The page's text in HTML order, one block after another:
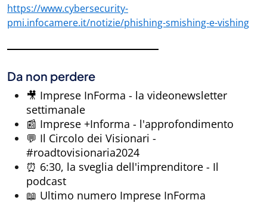
https://www.cybersecurity-
pmi.infocamere.it/notizie/phishing-smishing-e-vishing
Da non perdere
🎥 Imprese InForma - la videonewsletter
settimanale
📰 Imprese +Informa - l'approfondimento
💬 Il Circolo dei Visionari -
#roadtovisionaria2024
⏰ 6:30, la sveglia dell'imprenditore - Il
podcast
📖 Ultimo numero Imprese InForma